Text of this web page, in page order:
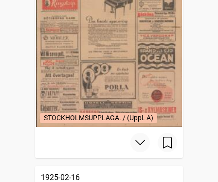
STOCKHOLMSUPPLAGA. / (Uppl. A)
1925-02-16